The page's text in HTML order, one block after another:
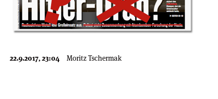
22.9.2017, 23:04 Moritz Tschermak